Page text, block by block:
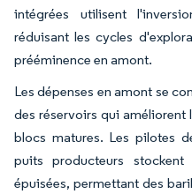
intégrées utilisent
réduisant les cycles
prééminence en amont.
Les dépenses en amont se
des réservoirs qui améliorent
blocs matures. Les pilotes
puits producteurs
épuisées, permettant des